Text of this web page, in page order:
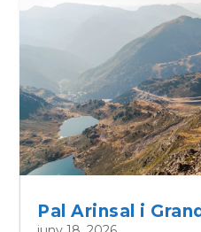
Pal Arinsal i